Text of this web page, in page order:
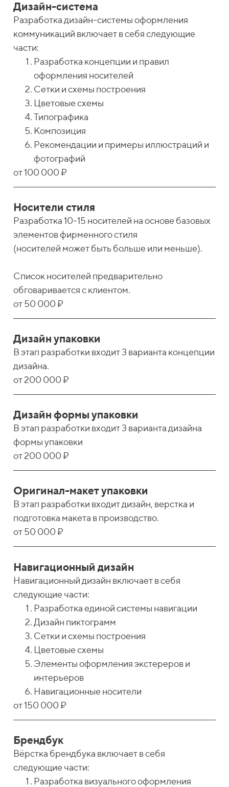
Дизайн-система
Разработка дизайн-системы оформления
коммуникаций включает в себя следующие
части:
Разработка концепции и правил
оформления носителей
Сетки и схемы построения
Цветовые схемы
Типографика
Композиция
Рекомендации и примеры иллюстраций и
фотографий
от 100 000 ₽
Носители стиля
Разработка 10-15 носителей на основе базовых
элементов фирменного стиля
(носителей может быть больше или меньше).
Список носителей предварительно
обговаривается с клиентом.
от 50 000 ₽
Дизайн упаковки
В этап разработки входит 3 варианта концепции
дизайна.
от 200 000 ₽
Дизайн формы упаковки
В этап разработки входит 3 варианта дизайна
формы упаковки
от 200 000 ₽
Оригинал-макет упаковки
В этап разработки входит дизайн, верстка и
подготовка макета в производство.
от 50 000 ₽
Навигационный дизайн
Навигационный дизайн включает в себя
следующие части:
Разработка единой системы навигации
Дизайн пиктограмм
Сетки и схемы построения
Цветовые схемы
Элементы оформления экстереров и
интерьеров
Навигационные носители
от 150 000 ₽
Брендбук
Вёрстка брендбука включает в себя
следующие части:
Разработка визуального оформления